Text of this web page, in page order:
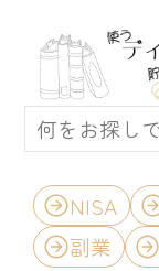
検索
NISA
副業